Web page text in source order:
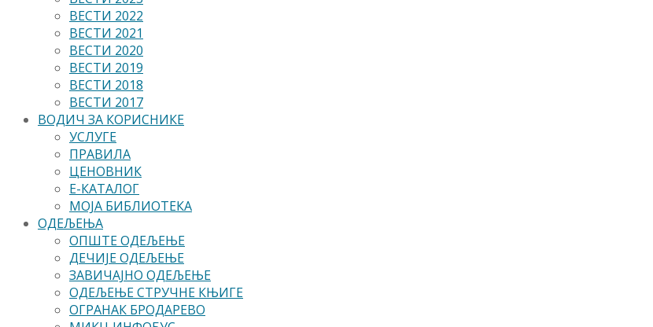
ВЕСТИ 2022
ВЕСТИ 2021
ВЕСТИ 2020
ВЕСТИ 2019
ВЕСТИ 2018
ВЕСТИ 2017
ВОДИЧ ЗА КОРИСНИКЕ
УСЛУГЕ
ПРАВИЛА
ЦЕНОВНИК
Е-КАТАЛОГ
МОЈА БИБЛИОТЕКА
ОДЕЉЕЊА
ОПШТЕ ОДЕЉЕЊЕ
ДЕЧИЈЕ ОДЕЉЕЊЕ
ЗАВИЧАЈНО ОДЕЉЕЊЕ
ОДЕЉЕЊЕ СТРУЧНЕ КЊИГЕ
ОГРАНАК БРОДАРЕВО